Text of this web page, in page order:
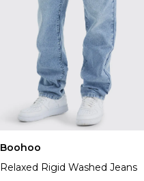
Boohoo
Relaxed Rigid Washed Jeans